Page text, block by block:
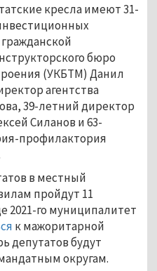
кресла имеют 31-
бюро
(УКБТМ) Данил
агентства
39-летний директор
Силанов и 63-
профилактория
в местный
пройдут 11
2021-го муниципалитет
к мажоритарной
депутатов будут
округам.